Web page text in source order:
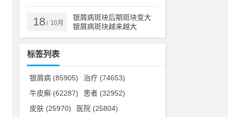
药效果好
18/ 10月
银屑病斑块后期斑块变大
银屑病斑块越来越大
标签列表
银屑病 (85905) 治疗 (74653)
牛皮癣 (62287) 患者 (32952)
皮肤 (25970) 医院 (25804)